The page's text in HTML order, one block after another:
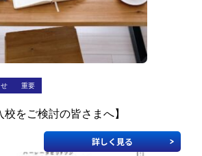
重要
校をご検討の皆さまへ】
詳しく見る